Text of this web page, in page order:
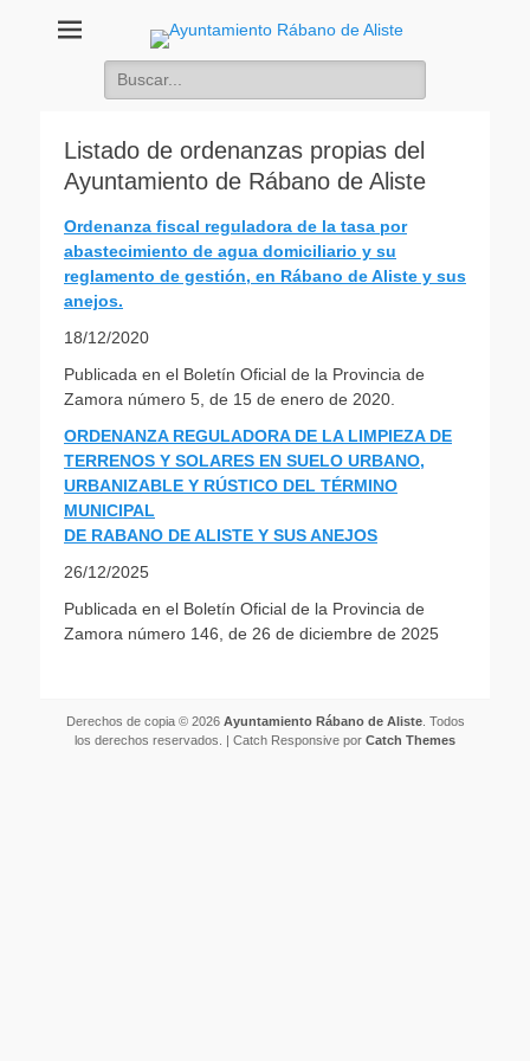
Ayuntamiento
Buscar:
Listado de ordenanzas propias del
Ayuntamiento de Rábano de Aliste
Ordenanza fiscal reguladora de la tasa por
abastecimiento de agua domiciliario y su
reglamento de gestión, en Rábano de Aliste y sus
anejos.
18/12/2020
Publicada en el Boletín Oficial de la Provincia de
Zamora número 5, de 15 de enero de 2020.
ORDENANZA REGULADORA DE LA LIMPIEZA DE
TERRENOS Y SOLARES EN SUELO URBANO,
URBANIZABLE Y RÚSTICO DEL TÉRMINO
MUNICIPAL
DE RABANO DE ALISTE Y SUS ANEJOS
26/12/2025
Publicada en el Boletín Oficial de la Provincia de
Zamora número 146, de 26 de diciembre de 2025
Derechos de copia © 2026 Ayuntamiento Rábano de Aliste. Todos
los derechos reservados. | Catch Responsive por Catch Themes